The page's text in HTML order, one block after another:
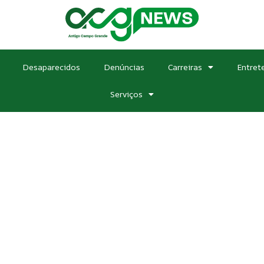
Desaparecidos Denúncias Carreiras
Serviços